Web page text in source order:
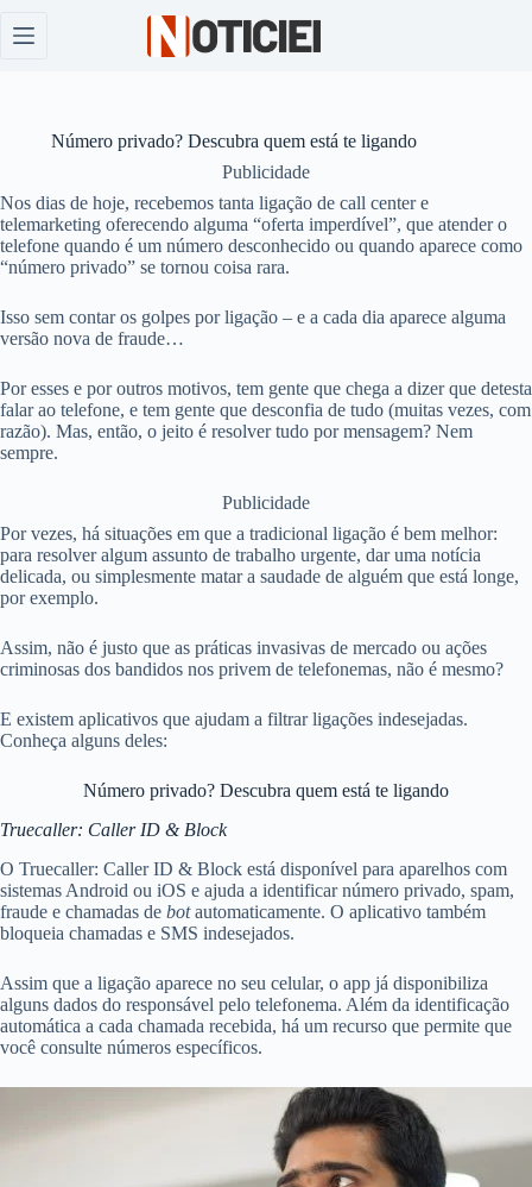
para
Número privado? Descubra quem está te ligando
Publicidade
Nos dias de hoje, recebemos tanta ligação de call center e
telemarketing oferecendo alguma “oferta imperdível”, que atender o
telefone quando é um número desconhecido ou quando aparece como
“número privado” se tornou coisa rara.
Isso sem contar os golpes por ligação – e a cada dia aparece alguma
versão nova de fraude…
Por esses e por outros motivos, tem gente que chega a dizer que detesta
falar ao telefone, e tem gente que desconfia de tudo (muitas vezes, com
razão). Mas, então, o jeito é resolver tudo por mensagem? Nem
sempre.
Publicidade
Por vezes, há situações em que a tradicional ligação é bem melhor:
para resolver algum assunto de trabalho urgente, dar uma notícia
delicada, ou simplesmente matar a saudade de alguém que está longe,
por exemplo.
Assim, não é justo que as práticas invasivas de mercado ou ações
criminosas dos bandidos nos privem de telefonemas, não é mesmo?
E existem aplicativos que ajudam a filtrar ligações indesejadas.
Conheça alguns deles:
Número privado? Descubra quem está te ligando
Truecaller: Caller ID & Block
O Truecaller: Caller ID & Block está disponível para aparelhos com
sistemas Android ou iOS e ajuda a identificar número privado, spam,
fraude e chamadas de botautomaticamente. O aplicativo também
bloqueia chamadas e SMS indesejados.
Assim que a ligação aparece no seu celular, o app já disponibiliza
alguns dados do responsável pelo telefonema. Além da identificação
automática a cada chamada recebida, há um recurso que permite que
você consulte números específicos.